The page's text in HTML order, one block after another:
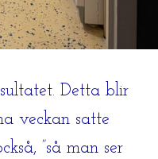
Detta blir
veckan satte
”så man ser